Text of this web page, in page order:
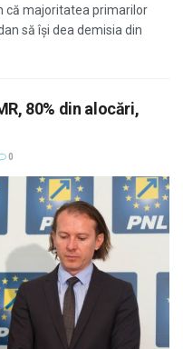
că majoritatea primarilor
să își dea demisia din
80% din alocări,
0